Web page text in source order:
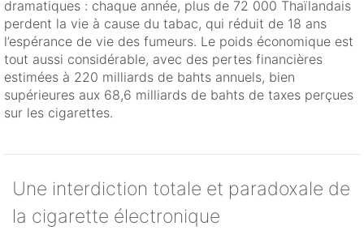
dramatiques : chaque année, plus de 72 000 Thaïlandais
perdent la vie à cause du tabac, qui réduit de 18 ans
l’espérance de vie des fumeurs. Le poids économique est
tout aussi considérable, avec des pertes financières
estimées à 220 milliards de bahts annuels, bien
supérieures aux 68,6 milliards de bahts de taxes perçues
sur les cigarettes.
Une interdiction totale et paradoxale de
la cigarette électronique